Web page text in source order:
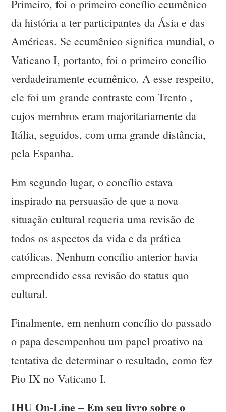
Primeiro, foi o primeiro concílio ecumênico
da história a ter participantes da Ásia e das
Américas. Se ecumênico significa mundial, o
Vaticano I, portanto, foi o primeiro concílio
verdadeiramente ecumênico. A esse respeito,
ele foi um grande contraste com Trento ,
cujos membros eram majoritariamente da
Itália, seguidos, com uma grande distância,
pela Espanha.
Em segundo lugar, o concílio estava
inspirado na persuasão de que a nova
situação cultural requeria uma revisão de
todos os aspectos da vida e da prática
católicas. Nenhum concílio anterior havia
empreendido essa revisão do status quo
cultural.
Finalmente, em nenhum concílio do passado
o papa desempenhou um papel proativo na
tentativa de determinar o resultado, como fez
Pio IX no Vaticano I.
IHU On-Line – Em seu livro sobre o